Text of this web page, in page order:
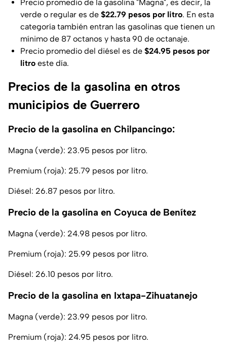
Precio promedio de la gasolina "Magna", es decir, la
verde o regular es de $22.79 pesos por litro. En esta
categoría también entran las gasolinas que tienen un
mínimo de 87 octanos y hasta 90 de octanaje.
Precio promedio del diésel es de $24.95 pesos por
litro este día.
Precios de la gasolina en otros
municipios de Guerrero
Precio de la gasolina en Chilpancingo:
Magna (verde): 23.95 pesos por litro.
Premium (roja): 25.79 pesos por litro.
Diésel: 26.87 pesos por litro.
Precio de la gasolina en Coyuca de Benítez
Magna (verde): 24.98 pesos por litro.
Premium (roja): 25.99 pesos por litro.
Diésel: 26.10 pesos por litro.
Precio de la gasolina en Ixtapa-Zihuatanejo
Magna (verde): 23.99 pesos por litro.
Premium (roja): 24.95 pesos por litro.